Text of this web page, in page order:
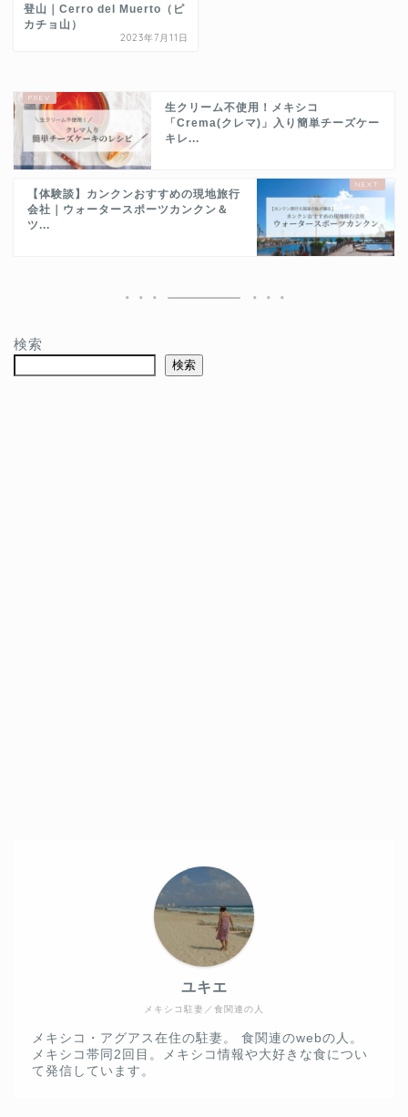
登山｜Cerro del Muerto（ピ
カチョ山）
2023年7月11日
生クリーム不使用！メキシコ
「Crema(クレマ)」入り簡単チーズケー
キレ...
【体験談】カンクンおすすめの現地旅行
会社｜ウォータースポーツカンクン＆
ツ...
検索
検索
メキシコ駐妻／食関連の人
ユキエ
メキシコ・アグアス在住の駐妻。 食関連のwebの人。
メキシコ帯同2回目。メキシコ情報や大好きな食につい
て発信しています。